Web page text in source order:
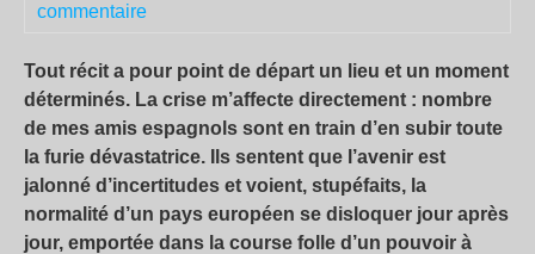
commentaire
Tout récit a pour point de départ un lieu et un moment
déterminés. La crise m’affecte directement : nombre
de mes amis espagnols sont en train d’en subir toute
la furie dévastatrice. Ils sentent que l’avenir est
jalonné d’incertitudes et voient, stupéfaits, la
normalité d’un pays européen se disloquer jour après
jour, emportée dans la course folle d’un pouvoir à